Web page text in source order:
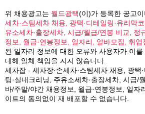
위 채용광고는 월드광택(이)가 등록한 공고이
세차·스팀세차 채용, 광택·디테일링·유리막
유소세차·출장세차, 시급/월급/연봉 비교, 정
정보, 월급·연봉정보, 일자리, 알바모집, 취업
된 일자리 정보에 대한 오류와 사용자가 이
대해 일체 책임을 지지 않습니다.
세차잡 - 세차장·손세차·스팀세차 채용, 광택
팅·실내크리닝, 주유소세차·출장세차, 시급/
바/주말/야간 채용정보, 월급·연봉정보, 일자
이트의 동의없이 재 배포할 수 없습니다.